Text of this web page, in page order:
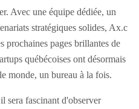
Avec une équipe dédiée, un
stratégiques solides, Ax.c
prochaines pages brillantes de
québécoises ont désormais
monde, un bureau à la fois.
sera fascinant d'observer